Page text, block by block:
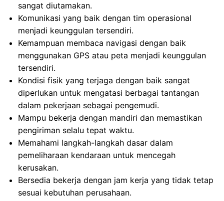
sangat diutamakan.
Komunikasi yang baik dengan tim operasional
menjadi keunggulan tersendiri.
Kemampuan membaca navigasi dengan baik
menggunakan GPS atau peta menjadi keunggulan
tersendiri.
Kondisi fisik yang terjaga dengan baik sangat
diperlukan untuk mengatasi berbagai tantangan
dalam pekerjaan sebagai pengemudi.
Mampu bekerja dengan mandiri dan memastikan
pengiriman selalu tepat waktu.
Memahami langkah-langkah dasar dalam
pemeliharaan kendaraan untuk mencegah
kerusakan.
Bersedia bekerja dengan jam kerja yang tidak tetap
sesuai kebutuhan perusahaan.